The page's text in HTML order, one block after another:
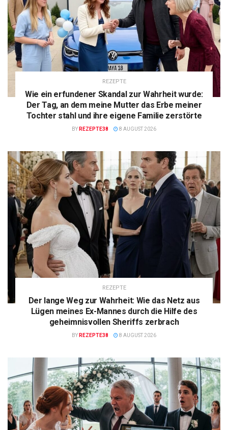
REZEPTE
Wie ein erfundener Skandal zur Wahrheit wurde:
Der Tag, an dem meine Mutter das Erbe meiner
Tochter stahl und ihre eigene Familie zerstörte
BY REZEPTE38 8 AUGUST 2026
REZEPTE
Der lange Weg zur Wahrheit: Wie das Netz aus
Lügen meines Ex-Mannes durch die Hilfe des
geheimnisvollen Sheriffs zerbrach
BY REZEPTE38 8 AUGUST 2026